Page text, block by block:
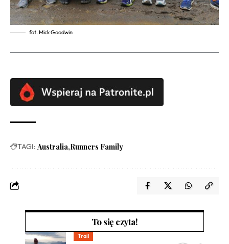
fot. Mick Goodwin
TAGI: Australia Runners Family
To się czyta!
Trail